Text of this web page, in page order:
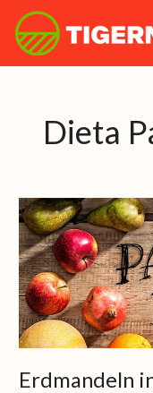
Inhalt
springen
Dieta
Erdmandeln